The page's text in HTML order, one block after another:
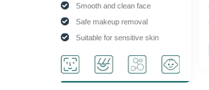
Smooth and clean face
Safe makeup removal
Suitable for sensitive skin
Activate cell activity